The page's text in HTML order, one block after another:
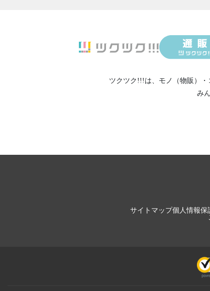
ツクツク!!!は、 モノ（物販） ・
み
サイトマップ個人情報保